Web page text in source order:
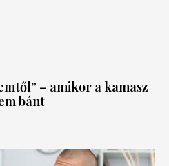
– amikor a kamasz
bánt